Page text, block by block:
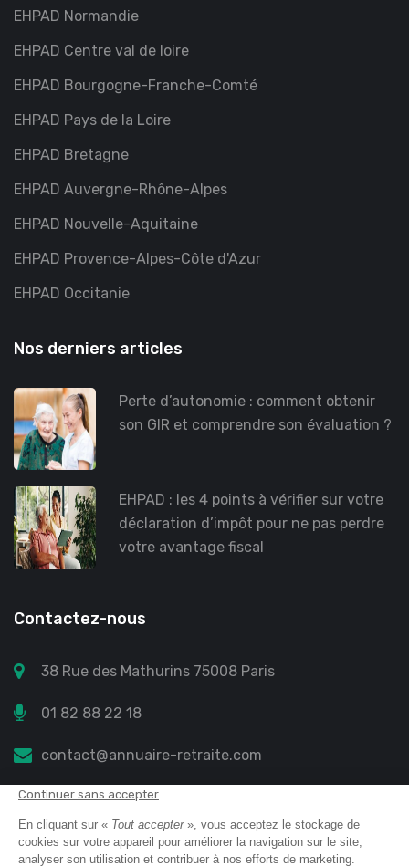
EHPAD Normandie
EHPAD Centre val de loire
EHPAD Bourgogne-Franche-Comté
EHPAD Pays de la Loire
EHPAD Bretagne
EHPAD Auvergne-Rhône-Alpes
EHPAD Nouvelle-Aquitaine
EHPAD Provence-Alpes-Côte d'Azur
EHPAD Occitanie
Nos derniers articles
Perte d’autonomie : comment obtenir
son GIR et comprendre son évaluation ?
EHPAD : les 4 points à vérifier sur votre
déclaration d’impôt pour ne pas perdre
votre avantage fiscal
Contactez-nous
38 Rue des Mathurins 75008 Paris
01 82 88 22 18
contact@annuaire-retraite.com